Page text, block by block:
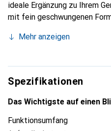
ideale Ergänzung zu Ihrem
mit fein geschwungenen
Smartphone. Die Marke
für den anspruchsvollen
Mehr anzeigen
Spezifikationen
Das Wichtigste auf einen
Funktionsumfang